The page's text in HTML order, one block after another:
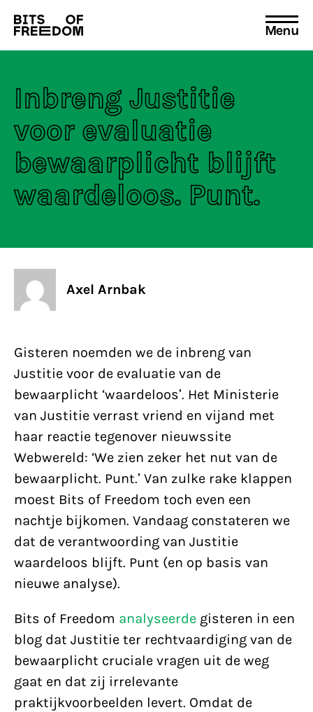
Search
for:
Menu
Inbreng Justitie
voor evaluatie
bewaarplicht blijft
waardeloos. Punt.
Axel Arnbak
Gisteren noemden we de inbreng van
Justitie voor de evaluatie van de
bewaarplicht ‘waardeloos’. Het Ministerie
van Justitie verrast vriend en vijand met
haar reactie tegenover nieuwssite
Webwereld: ‘We zien zeker het nut van de
bewaarplicht. Punt.’ Van zulke rake klappen
moest Bits of Freedom toch even een
nachtje bijkomen. Vandaag constateren we
dat de verantwoording van Justitie
waardeloos blijft. Punt (en op basis van
nieuwe analyse).
Bits of Freedom analyseerde gisteren in een
blog dat Justitie ter rechtvaardiging van de
bewaarplicht cruciale vragen uit de weg
gaat en dat zij irrelevante
praktijkvoorbeelden levert. Omdat de